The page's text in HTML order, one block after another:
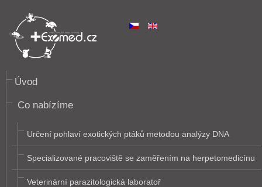
Úvod
Co nabízíme
Určení pohlaví exotických ptáků metodou analýzy DNA
Specializované pracoviště se zaměřením na herpetomedicínu
Veterinární parazitologická laboratoř
Očkování psů proti vzteklině v severní Keni